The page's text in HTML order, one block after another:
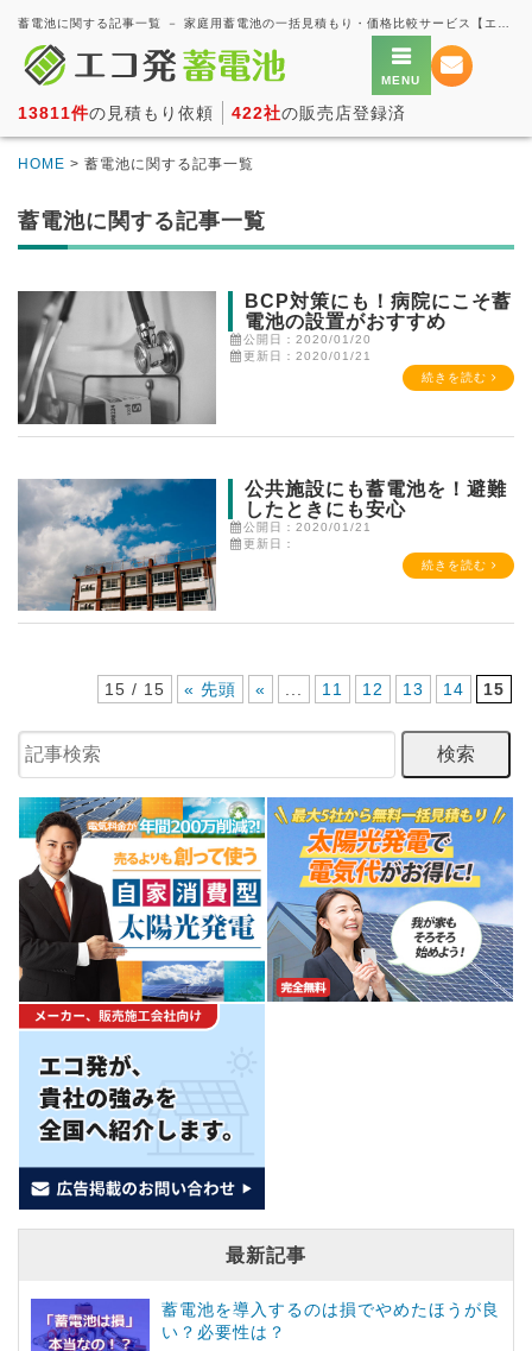
13811件の見積もり依頼 422社の販売店登録済
HOME > 蓄電池に関する記事一覧
蓄電池に関する記事一覧
BCP対策にも！病院にこそ蓄
電池の設置がおすすめ
公開日：2020/01/20
更新日：2020/01/21
続きを読む
公共施設にも蓄電池を！避難
したときにも安心
公開日：2020/01/21
更新日：
続きを読む
15 / 15 « 先頭 « 11 12 13 14 15
最新記事
蓄電池を導入するのは損でやめたほうが良
い？必要性は？